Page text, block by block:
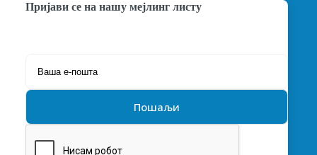
Пријави се на нашу мејлинг листу